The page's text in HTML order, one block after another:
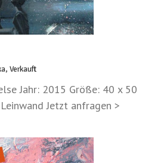
, Verkauft
Jahr: 2015 Größe: 40 x 50
Jetzt anfragen >